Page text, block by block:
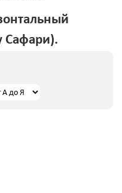
Сафари).